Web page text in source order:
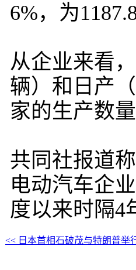
6%，为
从企业来看
辆）和日产
家的生产数量
共同社报道
电动汽车企
度以来时隔4
<< 日本首相石破茂与特朗普举